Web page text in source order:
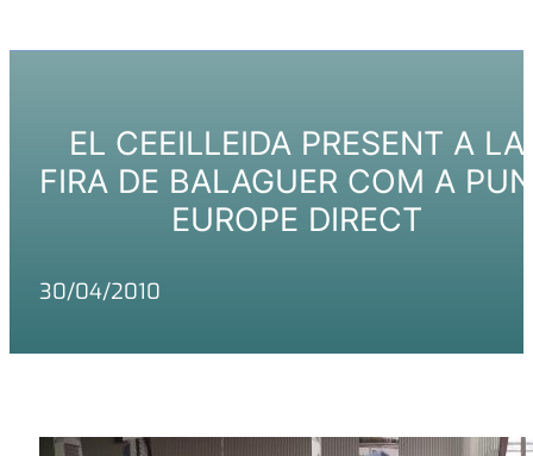
EL CEEILLEIDA PRESENT A LA
FIRA DE BALAGUER COM A
EUROPE DIRECT
30/04/2010